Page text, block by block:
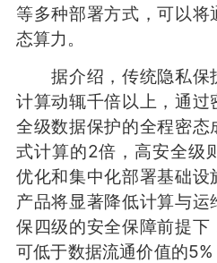
等多种部署方式，可以
态算力。
据介绍，传统隐私保
计算动辄千倍以上，通过
全级数据保护的全程密
式计算的2倍，高安全级
优化和集中化部署基础设
产品将显著降低计算与
保四级的安全保障前提下
可低于数据流通价值的